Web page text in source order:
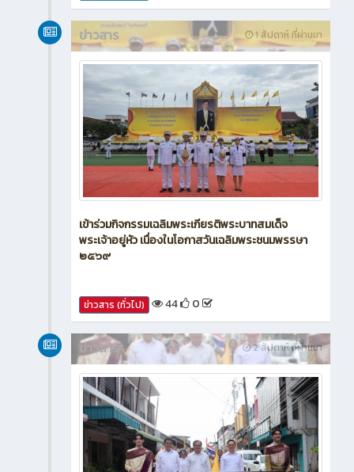
1 สัปดาห์ ที่ผ่านมา
ข่าวสาร
เข้าร่วมกิจกรรมเฉลิมพระเกียรติพระบาทสมเด็จ
พระเจ้าอยู่หัว เนื่องในโอกาสวันเฉลิมพระชนมพรรษา
๒๕๖๙
ข่าวสาร (ทั่วไป) 44 0
2 สัปดาห์ ที่ผ่านมา
ข่าวสาร